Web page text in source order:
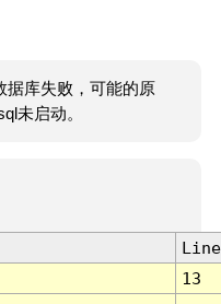
据库失败，可能的原
未启动。
Line
13